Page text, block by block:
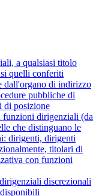
a qualsiasi titolo
quelli conferiti
dall'organo di indirizzo
pubbliche di
di posizione
funzioni dirigenziali (da
che distinguano le
dirigenti, dirigenti
titolari di
con funzioni
discrezionali